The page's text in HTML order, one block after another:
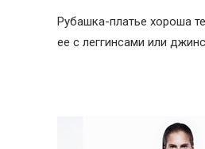
Рубашка-платье хороша
ее с леггинсами или